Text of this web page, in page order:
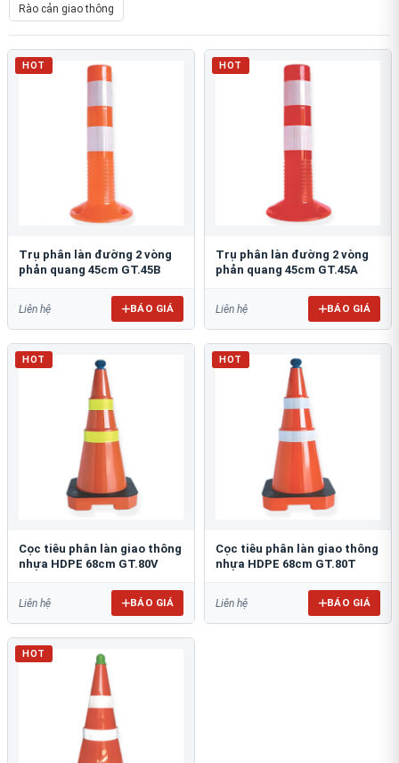
Rào cản giao thông
HOT
Trụ phân làn đường 2 vòng
phản quang 45cm GT.45B
Liên hệ BÁO GIÁ
HOT
Trụ phân làn đường 2 vòng
phản quang 45cm GT.45A
Liên hệ BÁO GIÁ
HOT
Cọc tiêu phân làn giao thông
nhựa HDPE 68cm GT.80V
Liên hệ BÁO GIÁ
HOT
Cọc tiêu phân làn giao thông
nhựa HDPE 68cm GT.80T
Liên hệ BÁO GIÁ
HOT